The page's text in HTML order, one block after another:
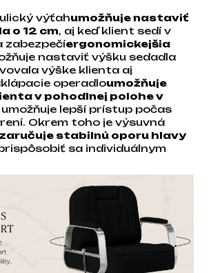
výťahumožňuje nastaviť
o 12 cm, aj keď klient sedí v
zabezpečíergonomickejšia
nastaviť výšku sedadla
výške klienta aj
operadloumožňuje
v pohodlnej polohe v
umožňuje lepší prístup počas
Okrem toho je výsuvná
stabilnú oporu hlavy
sa individuálnym